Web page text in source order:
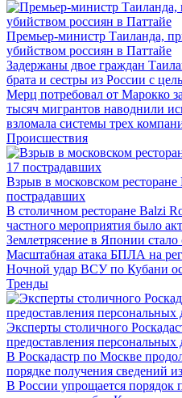
Премьер-министр Таиланда,
убийством россиян в Паттайе
Задержаны двое граждан
брата и сестры из России с
Мерц потребовал от Марокко
тысяч мигрантов наводнили
взломала системы трех
Происшествия
Взрыв в московском
пострадавших
В столичном ресторане Balzi
частного мероприятия было
Землетрясение в Японии
Масштабная атака БПЛА на
Ночной удар ВСУ по Кубани
Тренды
Эксперты столичного
предоставления
В Роскадастр по Москве
порядке получения сведений
В России упрощается порядок